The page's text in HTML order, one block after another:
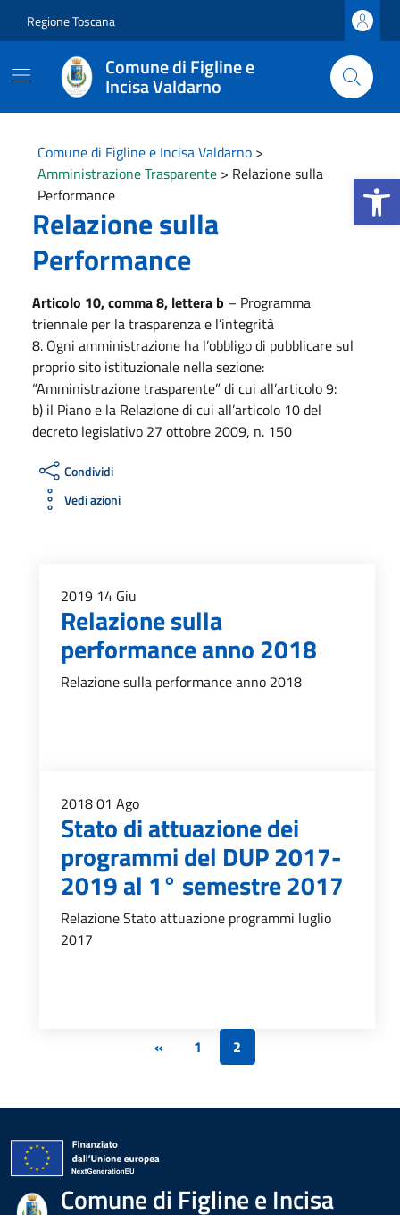
Apri la
Regione Toscana
Comune di Figline e
Incisa Valdarno
Comune di Figline e Incisa Valdarno >
Amministrazione Trasparente > Relazione sulla
Performance
Relazione sulla
Performance
Articolo 10, comma 8, lettera b – Programma
triennale per la trasparenza e l’integrità
8. Ogni amministrazione ha l’obbligo di pubblicare sul
proprio sito istituzionale nella sezione:
“Amministrazione trasparente” di cui all’articolo 9:
b) il Piano e la Relazione di cui all’articolo 10 del
decreto legislativo 27 ottobre 2009, n. 150
Condividi
Vedi azioni
2019 14 Giu
Relazione sulla
performance anno 2018
Relazione sulla performance anno 2018
201801 Ago
Stato di attuazione dei
programmi del DUP 2017-
2019 al 1° semestre 2017
Relazione Stato attuazione programmi luglio
2017
« 1 2
Comune di Figline e Incisa